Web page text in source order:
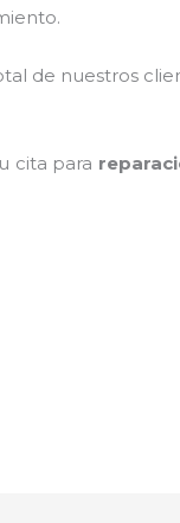
de nuestros
cita para